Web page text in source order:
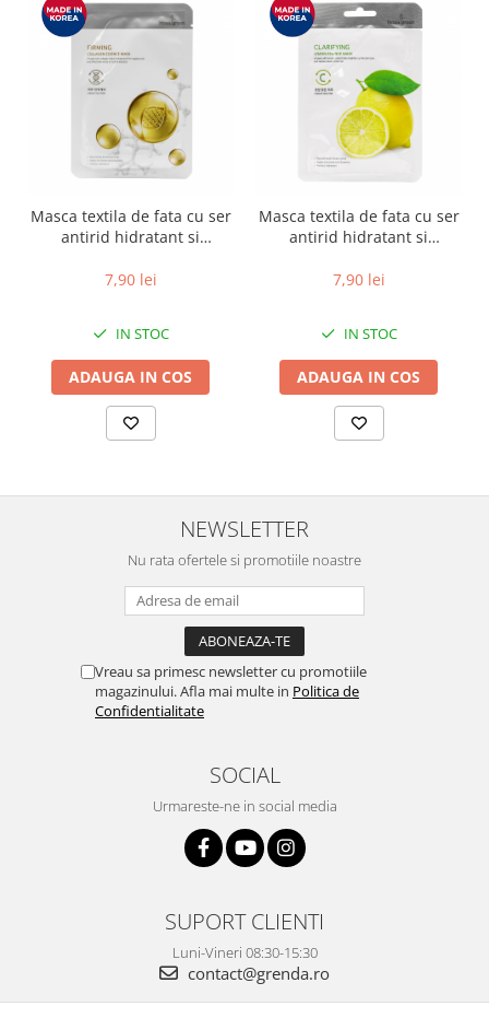
Masca textila de fata cu ser
antirid hidratant si
Firming Collagen 23gr
7,90 lei
IN STOC
ADAUGA IN COS
Masca textila de fata cu ser
antirid hidratant si
Clarifying Lemon 23gr
7,90 lei
IN STOC
ADAUGA IN COS
NEWSLETTER
Nu rata ofertele si promotiile noastre
Vreau sa primesc newsletter cu promotiile
magazinului. Afla mai multe in Politica de
Confidentialitate
SOCIAL
Urmareste-ne in social media
SUPORT CLIENTI
Luni-Vineri 08:30-15:30
contact@grenda.ro